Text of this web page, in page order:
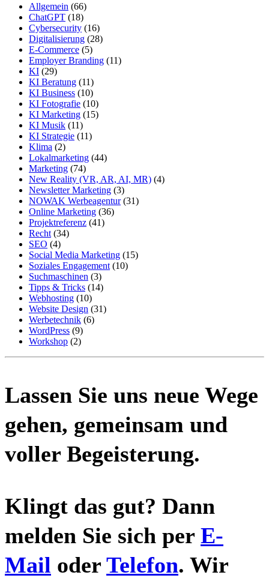
Allgemein (66)
ChatGPT (18)
Cybersecurity (16)
Digitalisierung (28)
E-Commerce (5)
Employer Branding (11)
KI (29)
KI Beratung (11)
KI Business (10)
KI Fotografie (10)
KI Marketing (15)
KI Musik (11)
KI Strategie (11)
Klima (2)
Lokalmarketing (44)
Marketing (74)
New Reality (VR, AR, AI, MR) (4)
Newsletter Marketing (3)
NOWAK Werbeagentur(31)
Online Marketing (36)
Projektreferenz (41)
Recht (34)
SEO (4)
Social Media Marketing (15)
Soziales Engagement (10)
Suchmaschinen (3)
Tipps & Tricks (14)
Webhosting (10)
Website Design (31)
Werbetechnik (6)
WordPress (9)
Workshop (2)
Lassen Sie uns neue Wege
gehen, gemeinsam und
voller Begeisterung.
Klingt das gut? Dann
melden Sie sich per E-
Mail oder Telefon. Wir